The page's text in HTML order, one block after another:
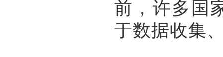
前，许多国
于数据收集